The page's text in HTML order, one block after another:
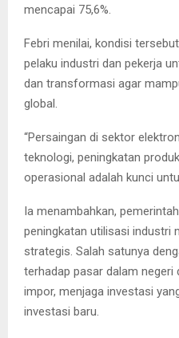
mencapai 75,6%.
Febri menilai, kondisi
pelaku industri dan pekerja
dan transformasi agar
global.
“Persaingan di sektor
teknologi, peningkatan
operasional adalah kunci
Ia menambahkan,
peningkatan utilisasi industri
strategis. Salah satunya
terhadap pasar dalam
impor, menjaga investasi
investasi baru.